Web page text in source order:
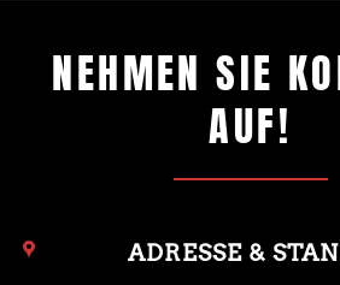
NEHMEN SIE
AUF!
ADRESSE &